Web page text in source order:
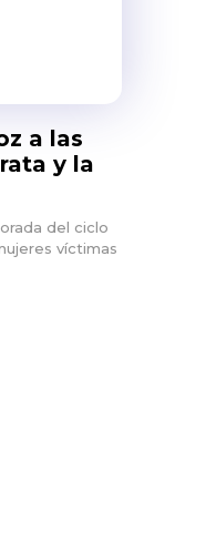
a las
y la
del ciclo
víctimas